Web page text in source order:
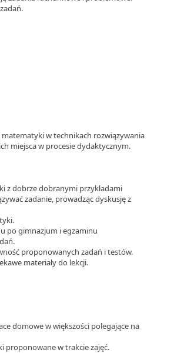
matematyki w technikach rozwiązywania
miejsca w procesie dydaktycznym.
z dobrze dobranymi przykładami
zadanie, prowadząc dyskusję z
po gimnazjum i egzaminu
proponowanych zadań i testów.
materiały do lekcji.
domowe w większości polegające na
proponowane w trakcie zajęć.